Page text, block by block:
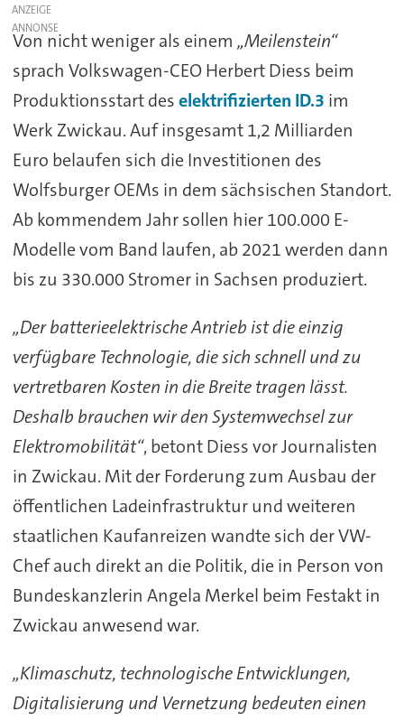
ANZEIGE
Von nicht weniger als einem „Meilenstein“
sprach Volkswagen-CEO Herbert Diess beim
Produktionsstart deselektrifizierten ID.3 im
Werk Zwickau. Auf insgesamt 1,2 Milliarden
Euro belaufen sich die Investitionen des
Wolfsburger OEMs in dem sächsischen Standort.
Ab kommendem Jahr sollen hier 100.000 E-
Modelle vom Band laufen, ab 2021 werden dann
bis zu 330.000 Stromer in Sachsen produziert.
„Der batterieelektrische Antrieb ist die einzig
verfügbare Technologie, die sich schnell und zu
vertretbaren Kosten in die Breite tragen lässt.
Deshalb brauchen wir den Systemwechsel zur
Elektromobilität“, betont Diess vor Journalisten
in Zwickau. Mit der Forderung zum Ausbau der
öffentlichen Ladeinfrastruktur und weiteren
staatlichen Kaufanreizen wandte sich der VW-
Chef auch direkt an die Politik, die in Person von
Bundeskanzlerin Angela Merkel beim Festakt in
Zwickau anwesend war.
„Klimaschutz, technologische Entwicklungen,
Digitalisierung und Vernetzung bedeuten einen